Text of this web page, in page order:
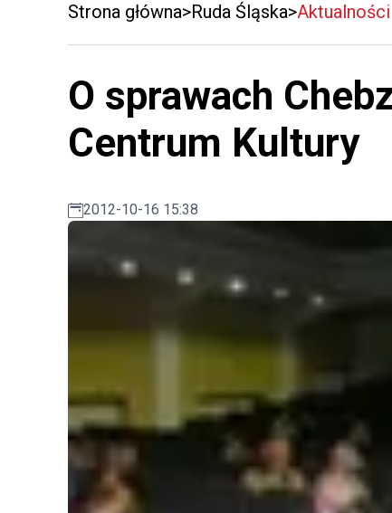
Strona główna Ruda Śląska Aktualności
O sprawach
Centrum Kultury
2012-10-16 15:38